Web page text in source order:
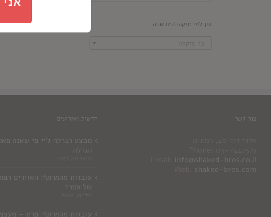
סנן לפי מזקהה/מבשלה
צור קשר
info@shaked-bros.co.il
shaked-bros.com
חדשות ואירועים
מבצע הגרלה ג'יי פי שאנה
הגרלה
עובדות מהמרתף: האזורים
של ספרד
עובדות מהמרתף: פרין –